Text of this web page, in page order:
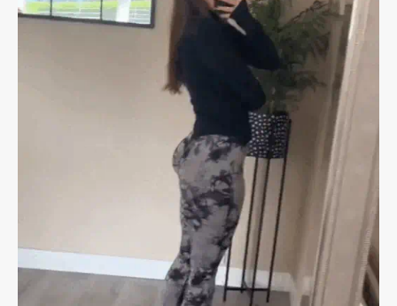
cualquier tipo de cuerpo y brindando
comodidad en cada ejercicio.